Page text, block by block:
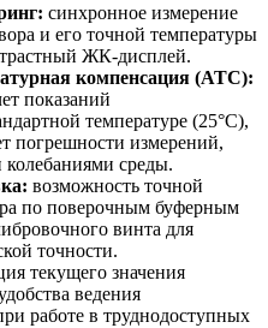
синхронное измерение
и его точной температуры
ЖК-дисплей.
компенсация (ATC):
показаний
температуре (25°C),
погрешности измерений,
среды.
возможность точной
по поверочным буферным
винта для
точности.
текущего значения
ведения
работе в труднодоступных